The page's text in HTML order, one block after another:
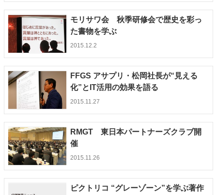
モリサワ会 秋季研修会で歴史を彩っ
た書物を学ぶ
2015.12.2
FFGS アサプリ・松岡社長が“見える
化”とIT活用の効果を語る
2015.11.27
RMGT 東日本パートナーズクラブ開
催
2015.11.26
ピクトリコ “グレーゾーン”を学ぶ著作